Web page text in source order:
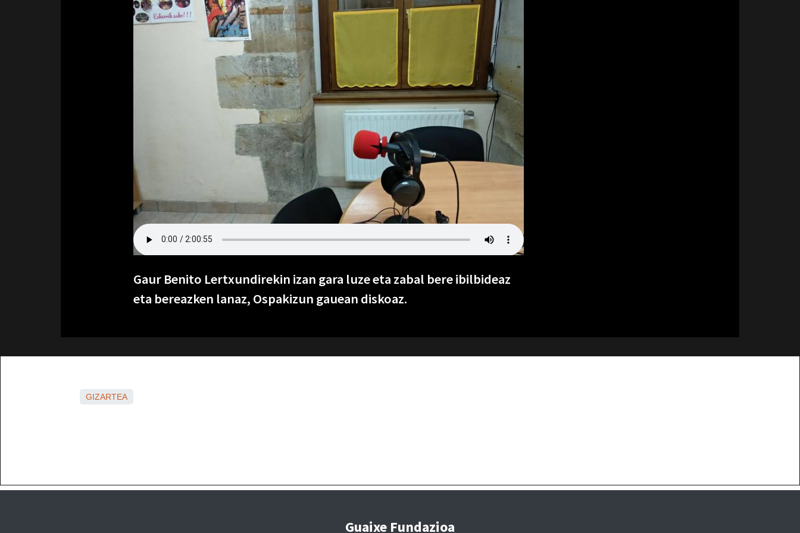
Gaur Benito Lertxundirekin izan gara luze eta zabal bere ibilbideaz
eta bereazken lanaz, Ospakizun gauean diskoaz.
GIZARTEA
Guaixe Fundazioa